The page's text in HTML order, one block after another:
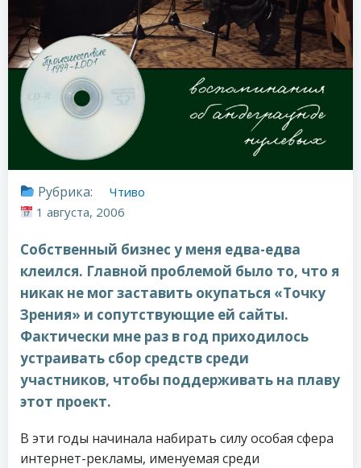
Рубрика:
Чтиво
1 августа, 2006
Собственный бизнес у меня едва-едва
клеился. Главной проблемой было то, что я
никак не мог заставить окупаться «Точку
Зрения» и сопутствующие ей сайты.
Фактически мне раз в год приходилось
устраивать сбор средств среди
участников, чтобы поддерживать на плаву
этот проект.
В эти годы начинала набирать силу особая сфера
интернет-рекламы, именуемая среди